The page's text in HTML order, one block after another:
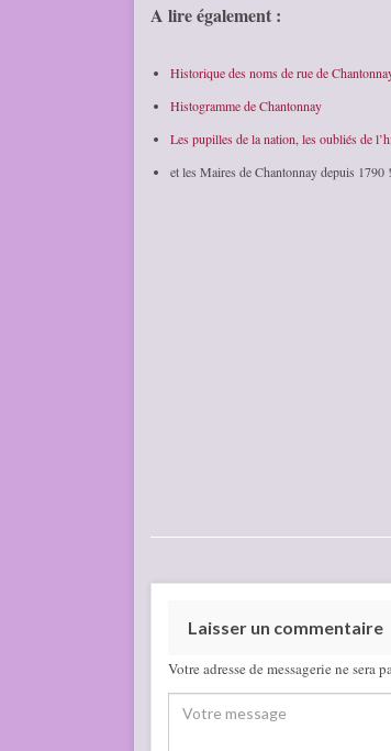
A lire également :
Historique des noms de rue de
Histogramme de Chantonnay
Les pupilles de la nation, les oubliés de
et les Maires de Chantonnay depuis 1790 !
Laisser un commentaire
Votre adresse de messagerie ne sera